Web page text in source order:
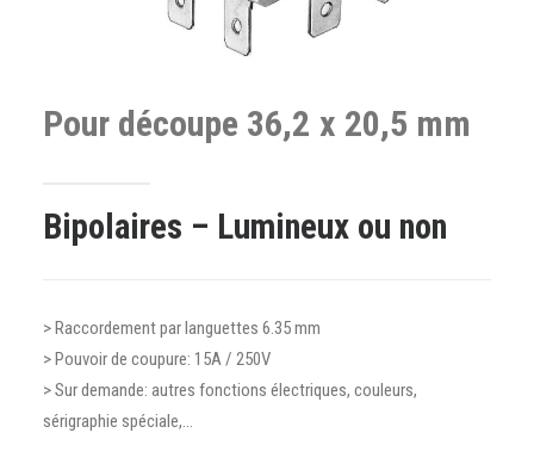
Pour découpe 36,2 x 20,5 mm
Bipolaires – Lumineux ou non
> Raccordement par languettes 6.35 mm
> Pouvoir de coupure: 15A / 250V
> Sur demande: autres fonctions électriques, couleurs,
sérigraphie spéciale,…